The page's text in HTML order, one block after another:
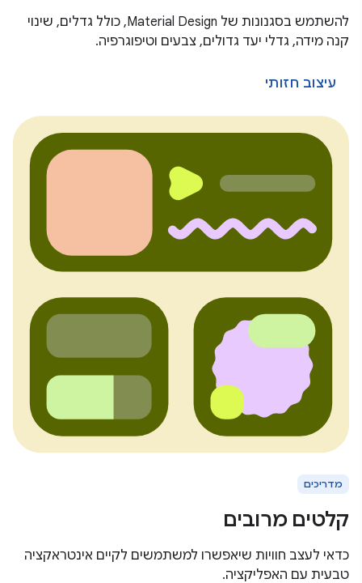
להשתמש בסגנונות של Material Design, כולל גדלים, שינוי
קנה מידה, גדלי יעד גדולים, צבעים וטיפוגרפיה.
עיצוב חזותי
מדריכים
קלטים מרובים
כדאי לעצב חוויות שיאפשרו למשתמשים לקיים אינטראקציה
טבעית עם האפליקציה.